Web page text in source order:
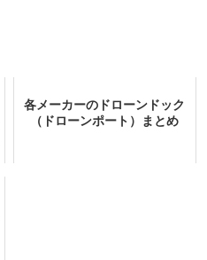
各メーカーのドローンドック
（ドローンポート）まとめ